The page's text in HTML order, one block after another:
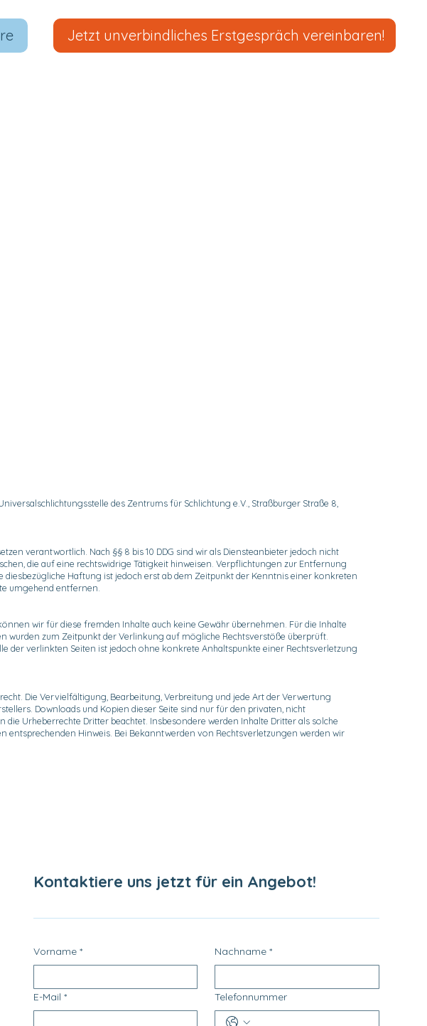
Jetzt unverbindliches Erstgespräch vereinbaren!
des Zentrums für Schlichtung e.V., Straßburger Straße 8,
verantwortlich. Nach §§ 8 bis 10 DDG sind wir als Diensteanbieter jedoch nicht
die auf eine rechtswidrige Tätigkeit hinweisen. Verpflichtungen zur Entfernung
Haftung ist jedoch erst ab dem Zeitpunkt der Kenntnis einer konkreten
umgehend entfernen.
wir für diese fremden Inhalte auch keine Gewähr übernehmen. Für die Inhalte
wurden zum Zeitpunkt der Verlinkung auf mögliche Rechtsverstöße überprüft.
der verlinkten Seiten ist jedoch ohne konkrete Anhaltspunkte einer Rechtsverletzung
Die Vervielfältigung, Bearbeitung, Verbreitung und jede Art der Verwertung
Downloads und Kopien dieser Seite sind nur für den privaten, nicht
Urheberrechte Dritter beachtet. Insbesondere werden Inhalte Dritter als solche
Hinweis. Bei Bekanntwerden von Rechtsverletzungen werden wir
Kontaktiere uns jetzt für ein Angebot!
Vorname * Nachname *
E-Mail * Telefonnummer